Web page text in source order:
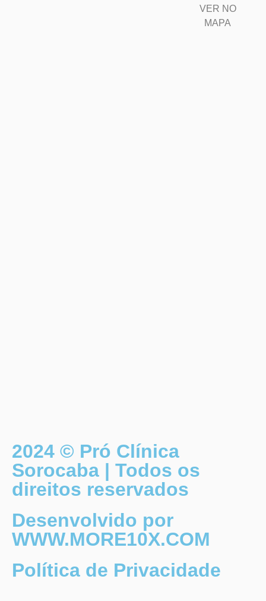
VER NO
MAPA
2024 © Pró Clínica
Sorocaba | Todos os
direitos reservados
Desenvolvido por
WWW.MORE10X.COM
Política de Privacidade